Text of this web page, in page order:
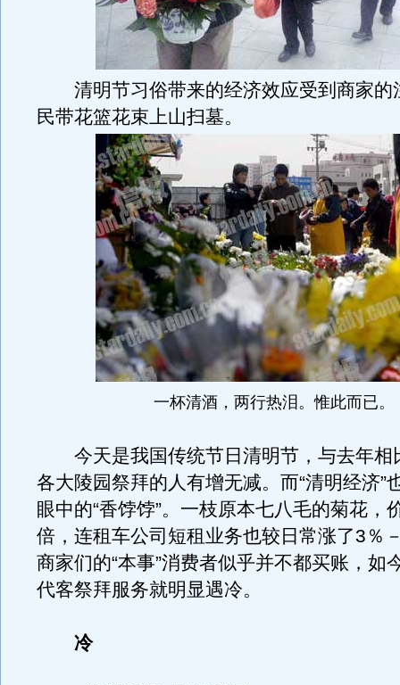
清明节习俗带来的经济效应受到商家的
民带花篮花束上山扫墓。
一杯清酒，两行热泪。惟此而已。
今天是我国传统节日清明节，与去年相
各大陵园祭拜的人有增无减。而“清明经济”
眼中的“香饽饽”。一枝原本七八毛的菊花，
倍，连租车公司短租业务也较日常涨了3％
商家们的“本事”消费者似乎并不都买账，如
代客祭拜服务就明显遇冷。
冷